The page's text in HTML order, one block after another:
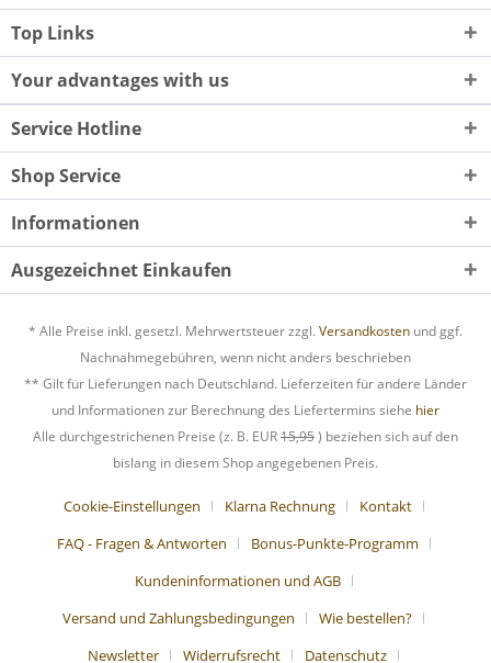
Top Links
Your advantages with us
Service Hotline
Shop Service
Informationen
Ausgezeichnet Einkaufen
* Alle Preise inkl. gesetzl. Mehrwertsteuer zzgl. Versandkosten und ggf.
Nachnahmegebühren, wenn nicht anders beschrieben
** Gilt für Lieferungen nach Deutschland. Lieferzeiten für andere Länder
und Informationen zur Berechnung des Liefertermins siehe hier
Alle durchgestrichenen Preise (z. B. EUR15,95) beziehen sich auf den
bislang in diesem Shop angegebenen Preis.
Cookie-Einstellungen Klarna Rechnung
Kontakt
FAQ - Fragen & Antworten
Bonus-Punkte-Programm
Kundeninformationen und AGB
Versand und Zahlungsbedingungen
Wie bestellen?
Newsletter
Widerrufsrecht Datenschutz